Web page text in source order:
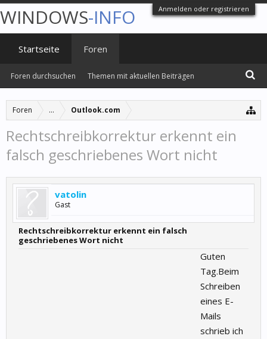
Anmelden oder registrieren
Foren ... Outlook.com
Rechtschreibkorrektur erkennt ein
falsch geschriebenes Wort nicht
vatolin
Gast
Rechtschreibkorrektur erkennt ein falsch
geschriebenes Wort nicht
Guten
Tag.Beim
Schreiben
eines E-
Mails
schrieb ich
WINDOWS-INFO
Startseite Foren
Foren durchsuchen Themen mit aktuellen Beiträgen